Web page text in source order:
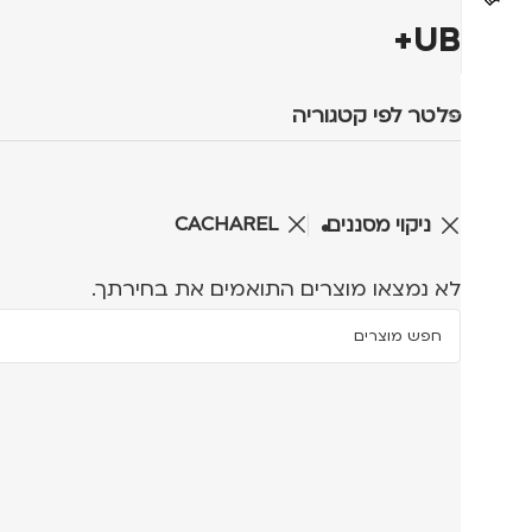
UB+
פלטר לפי קטגוריה
ניקוי מסננים CACHAREL
לא נמצאו מוצרים התואמים את בחירתך.